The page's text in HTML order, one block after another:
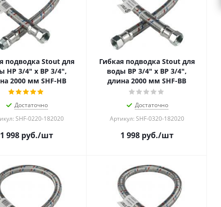
подводка Stout для
НР 3/4" х ВР 3/4",
2000 мм SHF-НB
Достаточно
SHF-0220-182020
1 998руб./шт
Гибкая подводка Stout для
воды ВР 3/4" х ВР 3/4",
длина 2000 мм SHF-ВB
Достаточно
Артикул: SHF-0320-182020
1 998руб./шт